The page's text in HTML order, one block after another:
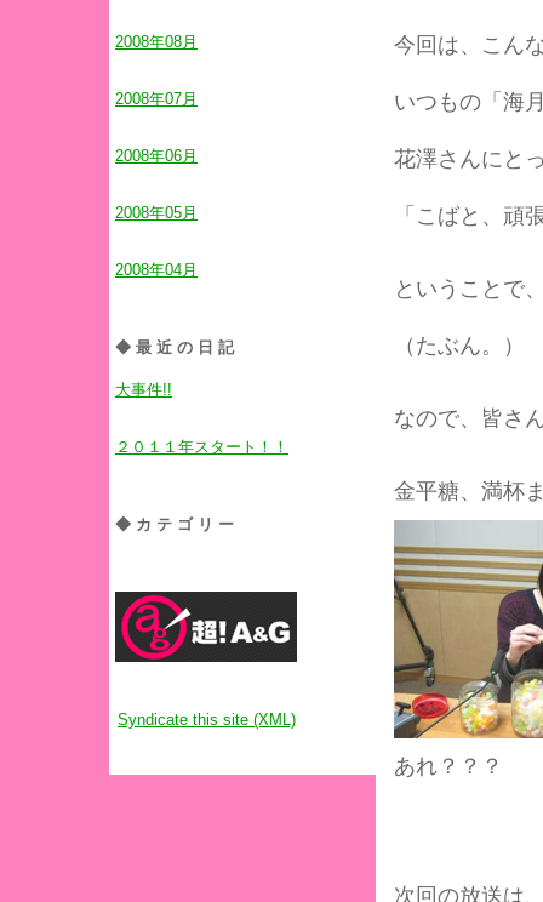
2008年08月
2008年07月
2008年06月
2008年05月
2008年04月
◆最近の日記
大事件!!
２０１１年スタート！！
◆カテゴリー
Syndicate this site (XML)
今回は、こん
いつもの「海
花澤さんにと
「こばと、頑
ということで
（たぶん。）
なので、皆さ
金平糖、満杯
あれ？？？
次回の放送は